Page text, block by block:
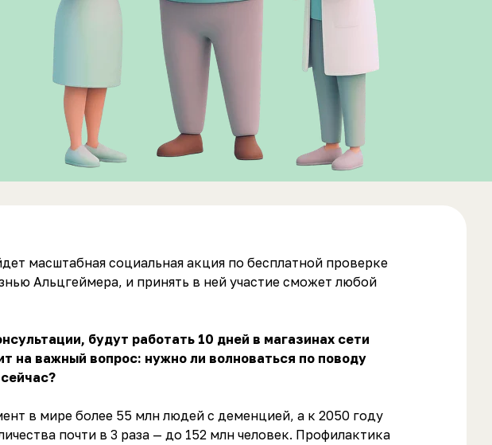
масштабная социальная акция по бесплатной проверке
Альцгеймера, и принять в ней участие сможет любой
будут работать 10 дней в магазинах сети
на важный вопрос: нужно ли волноваться по поводу
в мире более 55 млн людей с деменцией, а к 2050 году
почти в 3 раза — до 152 млн человек. Профилактика